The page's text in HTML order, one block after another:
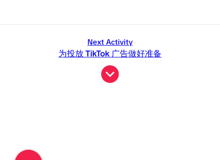
Next Activity
为投放 TikTok 广告做好准备